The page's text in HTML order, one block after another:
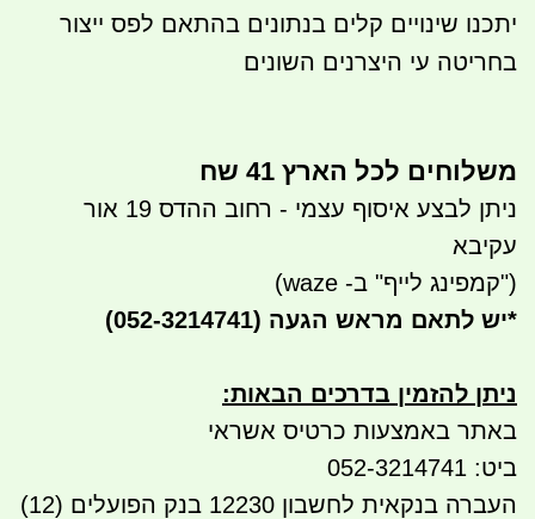
יתכנו שינויים קלים בנתונים בהתאם לפס ייצור
בחריטה עי היצרנים השונים
משלוחים לכל הארץ 41 שח
ניתן לבצע איסוף עצמי - רחוב ההדס 19 אור
עקיבא
("קמפינג לייף" ב- waze)
*יש לתאם מראש הגעה (052-3214741)
ניתן להזמין בדרכים הבאות:
באתר באמצעות כרטיס אשראי
ביט: 052-3214741
העברה בנקאית לחשבון 12230 בנק הפועלים (12)